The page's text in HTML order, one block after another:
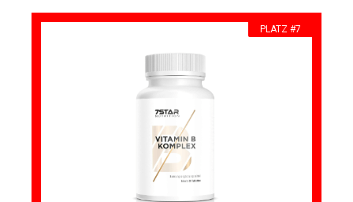
PLATZ #7